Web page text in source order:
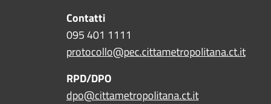
Contatti
095 401 1111
protocollo@pec.cittametropolitana.ct.it
RPD/DPO
dpo@cittametropolitana.ct.it